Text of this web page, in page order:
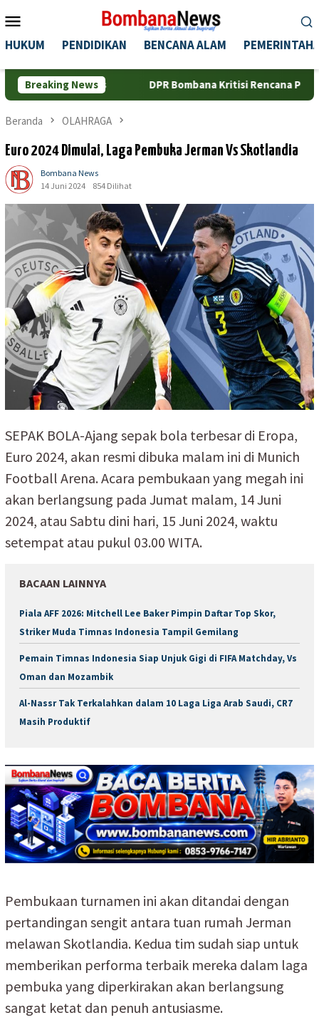
ke
kontenMobile
HUKUM PENDIDIKAN BENCANA ALAM
Breaking NewsDPR Bombana Kritisi Rencana Penggunaan
Beranda OLAHRAGA
Euro 2024 Dimulai, Laga Pembuka Jerman Vs Skotlandia
Bombana News
14 Juni 2024
854 Dilihat
SEPAK BOLA-Ajang sepak bola terbesar di Eropa,
Euro 2024, akan resmi dibuka malam ini di Munich
Football Arena. Acara pembukaan yang megah ini
akan berlangsung pada Jumat malam, 14 Juni
2024, atau Sabtu dini hari, 15 Juni 2024, waktu
setempat atau pukul 03.00 WITA.
BACAAN LAINNYA
Piala AFF 2026: Mitchell Lee Baker Pimpin Daftar Top Skor,
Striker Muda Timnas Indonesia Tampil Gemilang
Pemain Timnas Indonesia Siap Unjuk Gigi di FIFA Matchday, Vs
Oman dan Mozambik
Al-Nassr Tak Terkalahkan dalam 10 Laga Liga Arab Saudi, CR7
Masih Produktif
Pembukaan turnamen ini akan ditandai dengan
pertandingan sengit antara tuan rumah Jerman
melawan Skotlandia. Kedua tim sudah siap untuk
memberikan performa terbaik mereka dalam laga
pembuka yang diperkirakan akan berlangsung
sangat ketat dan penuh antusiasme.